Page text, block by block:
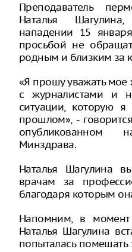
Преподаватель
Наталья
нападении 15
просьбой не
родным и близким за
«Я прошу уважать мое
с журналистами и
ситуации, которую
прошлом», -
Минздрава.
Наталья Шагулина
врачам за
благодаря которым
Напомним, в
Наталья Шагулина
попыталась